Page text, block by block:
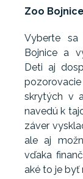
Zoo
Vyberte
Bojnice a
Deti aj
skrytých v
navedú k
záver
ale aj
vďaka
aké to je byť